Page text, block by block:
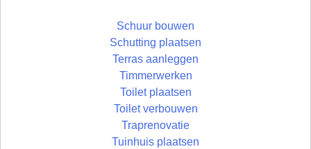
Schuur bouwen
Schutting plaatsen
Terras aanleggen
Timmerwerken
Toilet plaatsen
Toilet verbouwen
Traprenovatie
Tuinhuis plaatsen